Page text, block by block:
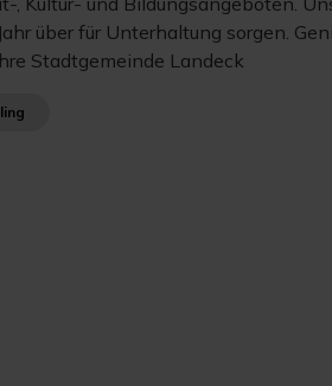
über für Unterhaltung sorgen.
Stadtgemeinde Landeck